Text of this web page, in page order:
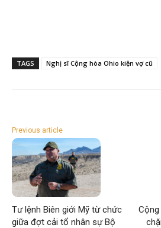
TAGS Nghị sĩ Cộng hòa Ohio kiện vợ cũ
Previous article
Tư lệnh Biên giới Mỹ từ chức
giữa đợt cải tổ nhân sự Bộ